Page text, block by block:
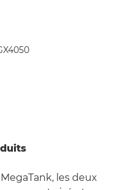
les deux